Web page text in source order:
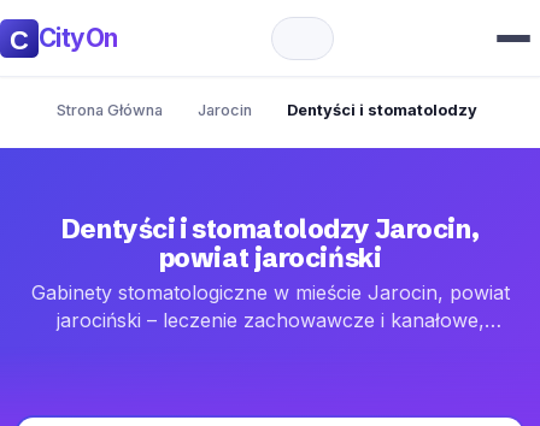
CityOn
Strona Główna Jarocin Dentyści i stomatolodzy
Dentyści i stomatolodzy Jarocin,
powiat jarociński
Gabinety stomatologiczne w mieście Jarocin, powiat
jarociński – leczenie zachowawcze i kanałowe,